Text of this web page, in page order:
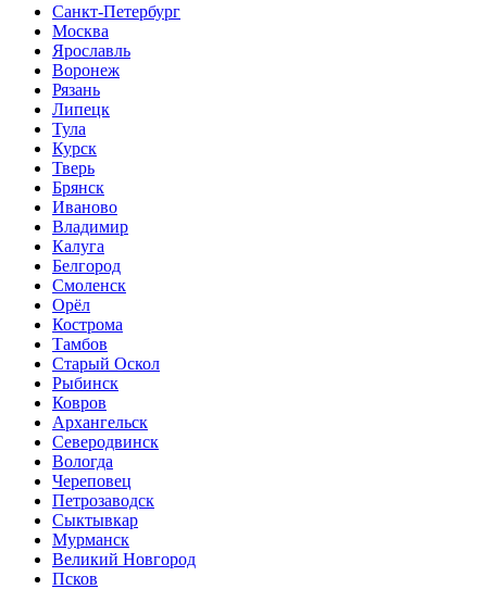
Санкт-Петербург
Москва
Ярославль
Воронеж
Рязань
Липецк
Тула
Курск
Тверь
Брянск
Иваново
Владимир
Калуга
Белгород
Смоленск
Орёл
Кострома
Тамбов
Старый Оскол
Рыбинск
Ковров
Архангельск
Северодвинск
Вологда
Череповец
Петрозаводск
Сыктывкар
Мурманск
Великий Новгород
Псков